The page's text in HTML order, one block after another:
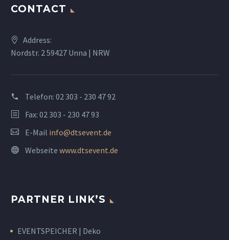
CONTACT
Address:
Nordstr. 2 59427 Unna | NRW
Telefon: 02 303 - 230 47 92
Fax: 02 303 - 230 47 93
E-Mail info@dtsevent.de
Webseite www.dtsevent.de
PARTNER LINK’S
EVENTSPEICHER | Deko